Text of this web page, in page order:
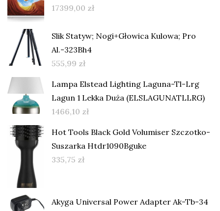
17399,00 zł
Slik Statyw; Nogi+Głowica Kulowa; Pro
Al.-323Bh4
555,99 zł
Lampa Elstead Lighting Laguna-Tl-Lrg
Lagun 1 Lekka Duża (ELSLAGUNATLLRG)
1466,10 zł
Hot Tools Black Gold Volumiser Szczotko-
Suszarka Htdr1090Bguke
335,75 zł
Akyga Universal Power Adapter Ak-Tb-34